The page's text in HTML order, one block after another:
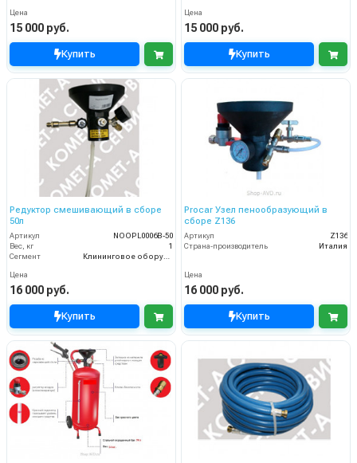
Цена
15 000 руб.
Купить
Цена
15 000 руб.
Купить
Редуктор смешивающий в сборе
50л
Артикул
NОOPL0006B-50
Вес, кг
1
Сегмент
Клининговое оборудование
Цена
16 000 руб.
Купить
Procar Узел пенообразующий в
сборе Z136
Артикул
Z136
Страна-производитель
Италия
Цена
16 000 руб.
Купить